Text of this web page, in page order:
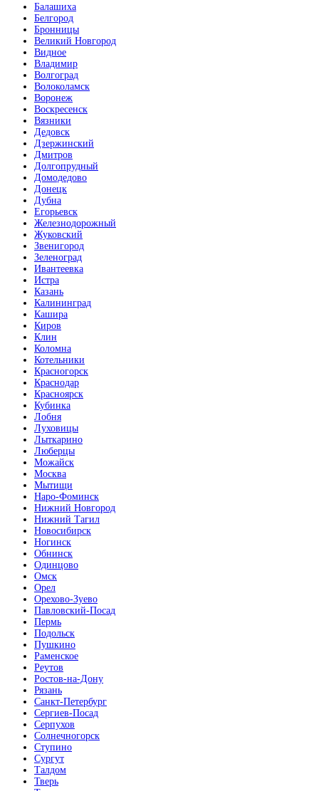
Балашиха
Белгород
Бронницы
Великий Новгород
Видное
Владимир
Волгоград
Волоколамск
Воронеж
Воскресенск
Вязники
Дедовск
Дзержинский
Дмитров
Долгопрудный
Домодедово
Донецк
Дубна
Егорьевск
Железнодорожный
Жуковский
Звенигород
Зеленоград
Ивантеевка
Истра
Казань
Калининград
Кашира
Киров
Клин
Коломна
Котельники
Красногорск
Краснодар
Красноярск
Кубинка
Лобня
Луховицы
Лыткарино
Люберцы
Можайск
Москва
Мытищи
Наро-Фоминск
Нижний Новгород
Нижний Тагил
Новосибирск
Ногинск
Обнинск
Одинцово
Омск
Орел
Орехово-Зуево
Павловский-Посад
Пермь
Подольск
Пушкино
Раменское
Реутов
Ростов-на-Дону
Рязань
Санкт-Петербург
Сергиев-Посад
Серпухов
Солнечногорск
Ступино
Сургут
Талдом
Тверь